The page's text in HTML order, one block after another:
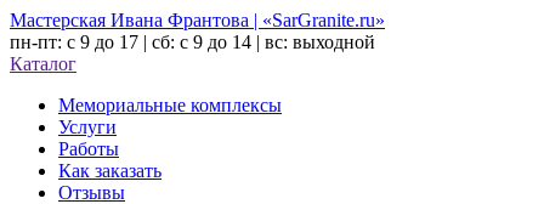
Мастерская Ивана Франтова | «SarGranite.ru»
пн-пт: с 9 до 17 | сб: с 9 до 14 | вс: выходной
Каталог
Мемориальные комплексы
Услуги
Работы
Как заказать
Отзывы